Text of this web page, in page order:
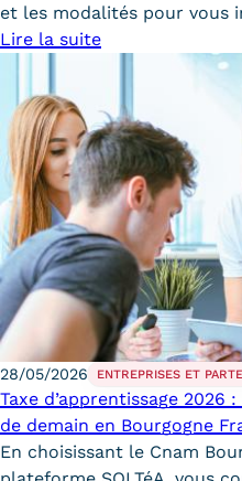
Formations
Trouver
Catalogue
suites de
Modalités
Formation en
Alternance
et les modalités pour vous
Lire la suite
28/05/2026 ENTREPRISES ET
Taxe d’apprentissage
de demain en Bourgogne
En choisissant le Cnam